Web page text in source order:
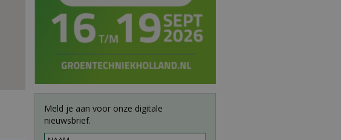
Meld je aan voor onze digitale
nieuwsbrief.